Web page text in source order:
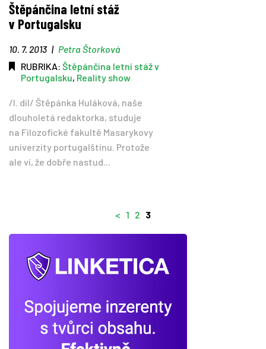
Štěpánčina letní stáž
v Portugalsku
10. 7. 2013 | Petra Štorková
RUBRIKA: Štěpánčina letní stáž v
Portugalsku, Reality show
/I. díl/ Štěpánka Huláková, naše
dlouholetá redaktorka, studuje
na Filozofické fakultě Masarykovy
univerzity portugalštinu. Protože
ale ví, že dobře nastud...
< 1 2 3